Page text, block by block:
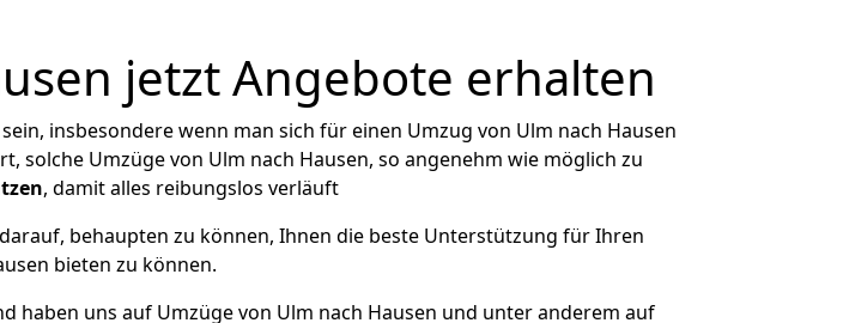
jetzt Angebote erhalten
sein, insbesondere wenn man sich für einen Umzug von Ulm nach Hausen
solche Umzüge von Ulm nach Hausen, so angenehm wie möglich zu
, damit alles reibungslos verläuft
behaupten zu können, Ihnen die beste Unterstützung für Ihren
bieten zu können.
haben uns auf Umzüge von Ulm nach Hausen und unter anderem auf